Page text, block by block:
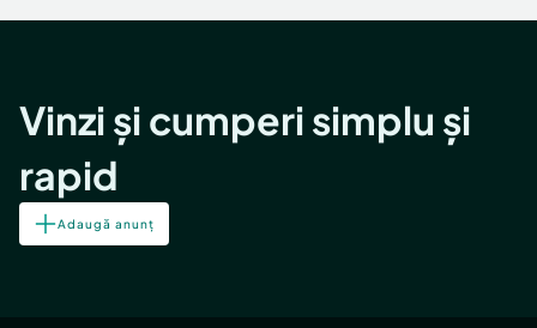
Vinzi și cumperi simplu și
rapid
Adaugă anunț